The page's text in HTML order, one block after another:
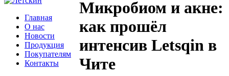
Главная
О нас
Новости
Продукция
Покупателям
Контакты
Микробиом и акне:
как прошёл
интенсив Letsqin в
Чите